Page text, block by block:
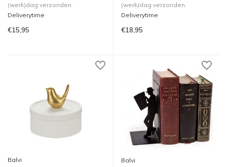
(werk)dag verzonden.
Deliverytime
€15,95
(werk)dag verzonden.
Deliverytime
€18,95
Balvi Balvi